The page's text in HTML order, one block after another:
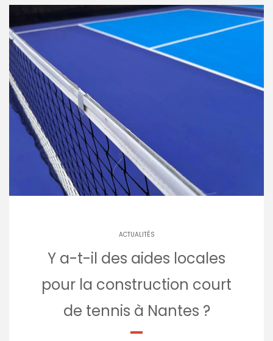
ACTUALITÉS
Y a-t-il des aides locales
pour la construction court
de tennis à Nantes ?